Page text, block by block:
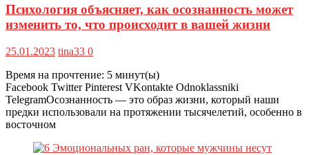
Психология объясняет, как осознанность может
изменить то, что происходит в вашей жизни
25.01.2023 tina33 0
Время на прочтение: 5 минут(ы)
Facebook Twitter Pinterest VKontakte Odnoklassniki
TelegramОсознанность — это образ жизни, который наши
предки использовали на протяжении тысячелетий, особенно в
восточном